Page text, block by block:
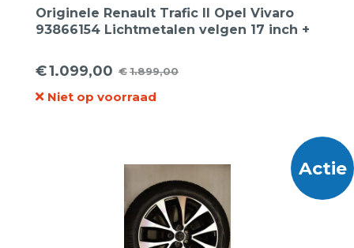
Originele Renault Trafic II Opel Vivaro
93866154 Lichtmetalen velgen 17 inch +
€1.899,00
Oorspronkelijke
prijs
€1.099,00
Huidige
prijs
Niet op voorraad
Actie